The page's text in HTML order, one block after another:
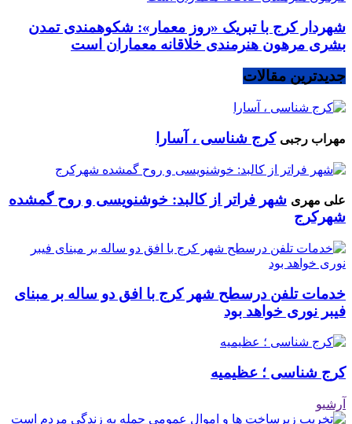
شهردار کرج با تبریک «روز معمار»: شکوهمندی تمدن
بشری مرهون هنرمندی خلاقانه معماران است
جدیدترین مقالات
مهراب رجبی کرج شناسی ، آسارا
علی مهری شهر فراتر از کالبد: خوشنویسی و روح گمشده
شهرکرج
خدمات تلفن درسطح شهر کرج با افق دو ساله بر مبنای
فیبر نوری خواهد بود
کرج شناسی ؛ عظیمیه
آرشیو